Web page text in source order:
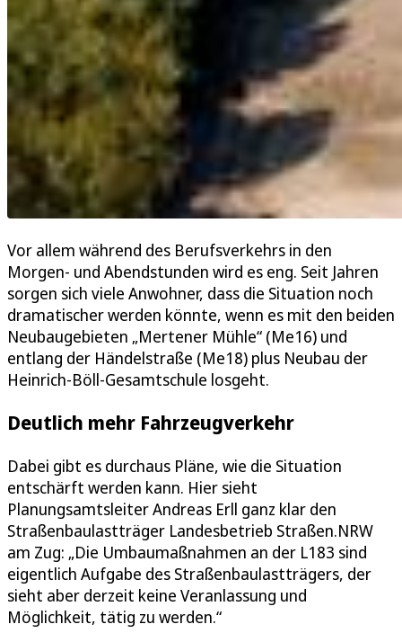
Vor allem während des Berufsverkehrs in den
Morgen- und Abendstunden wird es eng. Seit Jahren
sorgen sich viele Anwohner, dass die Situation noch
dramatischer werden könnte, wenn es mit den beiden
Neubaugebieten „Mertener Mühle“ (Me16) und
entlang der Händelstraße (Me18) plus Neubau der
Heinrich-Böll-Gesamtschule losgeht.
Deutlich mehr Fahrzeugverkehr
Dabei gibt es durchaus Pläne, wie die Situation
entschärft werden kann. Hier sieht
Planungsamtsleiter Andreas Erll ganz klar den
Straßenbaulastträger Landesbetrieb Straßen.NRW
am Zug: „Die Umbaumaßnahmen an der L183 sind
eigentlich Aufgabe des Straßenbaulastträgers, der
sieht aber derzeit keine Veranlassung und
Möglichkeit, tätig zu werden.“